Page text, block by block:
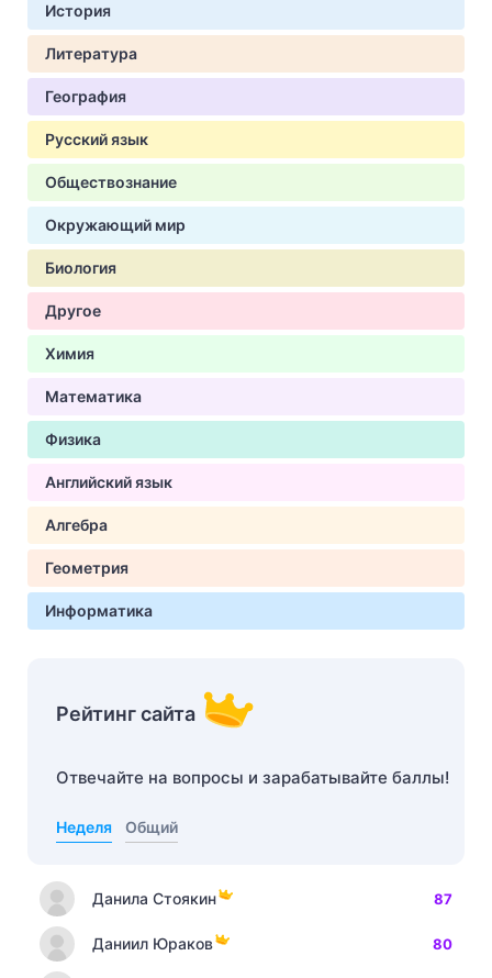
История
Литература
География
Русский язык
Обществознание
Окружающий мир
Биология
Другое
Химия
Математика
Физика
Английский язык
Алгебра
Геометрия
Информатика
Рейтинг сайта
Отвечайте на вопросы и зарабатывайте баллы!
Неделя Общий
Данила Стоякин 87
Даниил Юраков 80